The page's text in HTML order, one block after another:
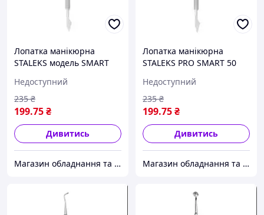
Лопатка манікюрна
STALEKS модель SMART
1040")
Недоступний
199.75₴
235 ₴
Дивитись
Магазин обладнання та одноразової продукції для салонів краси
Лопатка манікюрна
STALEKS PRO SMART 50
( "№ 1040")
Недоступний
199.75₴
235 ₴
Дивитись
Магазин обладнання та одноразової продукції для салонів краси